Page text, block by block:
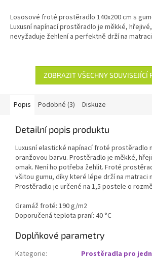
Lososové froté prostěradlo 140x200 cm s
Luxusní napínací prostěradlo je měkké,
nevyžaduje žehlení a perfektně drží na
ZOBRAZIT VŠECHNY SOUVISEJÍCÍ
Popis Podobné (3) Diskuze
Detailní popis produktu
Luxusní elastické napínací froté prostěradlo
oranžovou barvu. Prostěradlo je měkké,
omak. Není ho potřeba žehlit. Froté
všitou gumu, díky které lépe drží na matraci
Prostěradlo je určené na 1,5 postele o
Gramáž froté: 190 g/m2
Doporučená teplota praní: 40 °C
Doplňkové parametry
Kategorie:
Prostěradla pro